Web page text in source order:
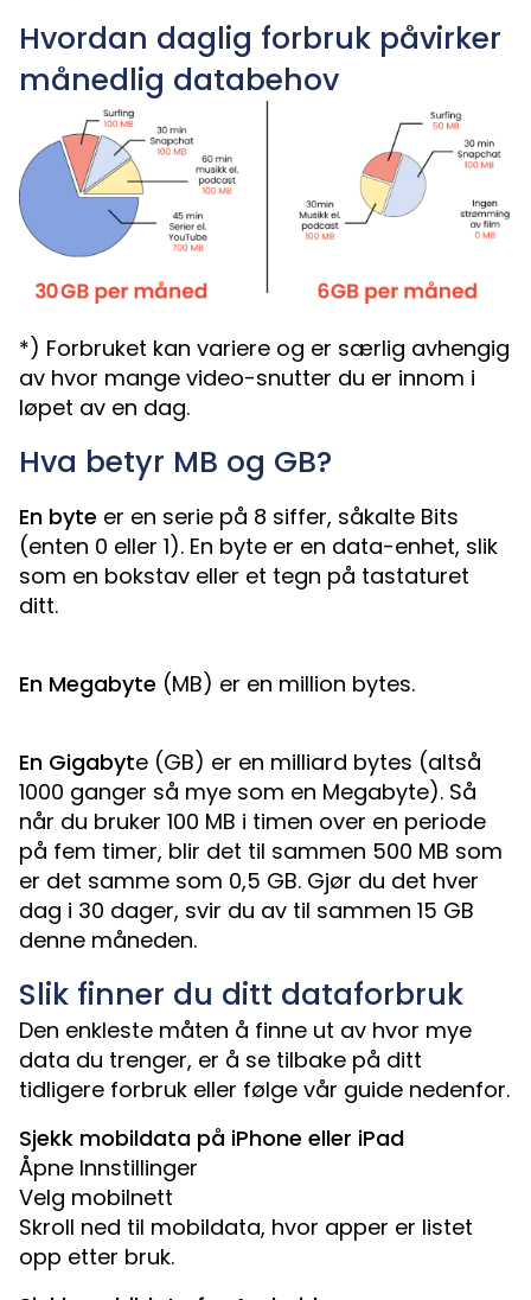
Hvordan daglig forbruk påvirker
månedlig databehov
*) Forbruket kan variere og er særlig avhengig
av hvor mange video-snutter du er innom i
løpet av en dag.
Hva betyr MB og GB?
En byte er en serie på 8 siffer, såkalte Bits
(enten 0 eller 1). En byte er en data-enhet, slik
som en bokstav eller et tegn på tastaturet
ditt.
En Megabyte (MB) er en million bytes.
En Gigabyte (GB) er en milliard bytes (altså
1000 ganger så mye som en Megabyte). Så
når du bruker 100 MB i timen over en periode
på fem timer, blir det til sammen 500 MB som
er det samme som 0,5 GB. Gjør du det hver
dag i 30 dager, svir du av til sammen 15 GB
denne måneden.
Slik finner du ditt dataforbruk
Den enkleste måten å finne ut av hvor mye
data du trenger, er å se tilbake på ditt
tidligere forbruk eller følge vår guide nedenfor.
Sjekk mobildata på iPhone eller iPad
Åpne Innstillinger
Velg mobilnett
Skroll ned til mobildata, hvor apper er listet
opp etter bruk.